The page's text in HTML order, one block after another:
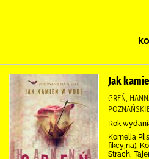
Jak
GREŃ,
Rok
Kornelia
fikcyjna),
Strach,